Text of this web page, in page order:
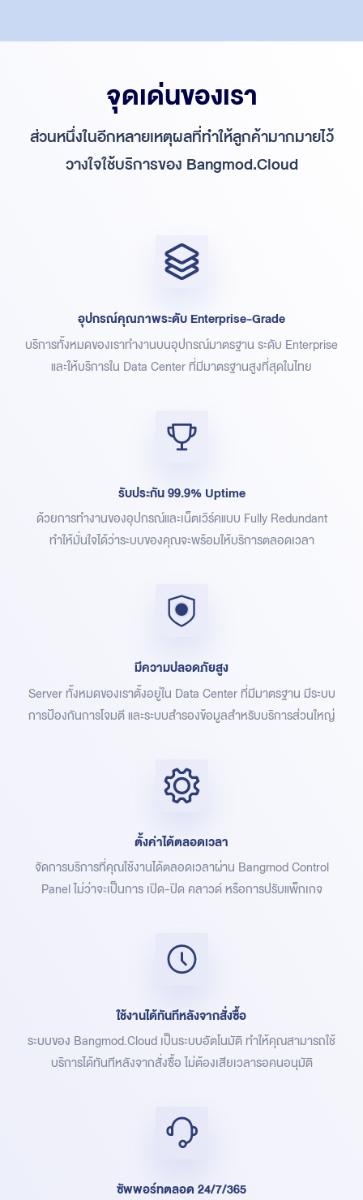
จุดเด่นของเรา
ส่วนหนึ่งในอีกหลายเหตุผลที่ทำให้ลูกค้ามากมายไว้
วางใจใช้บริการของ Bangmod.Cloud
อุปกรณ์คุณภาพระดับ Enterprise-Grade
บริการทั้งหมดของเราทำงานบนอุปกรณ์มาตรฐาน ระดับ Enterprise
และให้บริการใน Data Center ที่มีมาตรฐานสูงที่สุดในไทย
รับประกัน 99.9% Uptime
ด้วยการทำงานของอุปกรณ์และเน็ตเวิร์คแบบ Fully Redundant
ทำให้มั่นใจได้ว่าระบบของคุณจะพร้อมให้บริการตลอดเวลา
มีความปลอดภัยสูง
Server ทั้งหมดของเราตั้งอยู่ใน Data Center ที่มีมาตรฐาน มีระบบ
การป้องกันการโจมตี และระบบสำรองข้อมูลสำหรับบริการส่วนใหญ่
ตั้งค่าได้ตลอดเวลา
จัดการบริการที่คุณใช้งานได้ตลอดเวลาผ่าน Bangmod Control
Panel ไม่ว่าจะเป็นการ เปิด-ปิด คลาวด์ หรือการปรับแพ็กเกจ
ใช้งานได้ทันทีหลังจากสั่งซื้อ
ระบบของ Bangmod.Cloud เป็นระบบอัตโนมัติ ทำให้คุณสามารถใช้
บริการได้ทันทีหลังจากสั่งซื้อ ไม่ต้องเสียเวลารอคนอนุมัติ
ซัพพอร์ทตลอด 24/7/365